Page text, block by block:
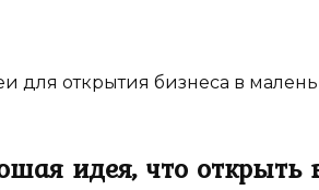
для открытия бизнеса в
идея, что открыть